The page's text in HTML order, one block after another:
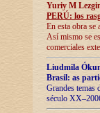
Yuriy M
PERÚ: los
En esta obra se
Así mismo se
comerciales
Liudmila
Brasil: as
Grandes temas
século